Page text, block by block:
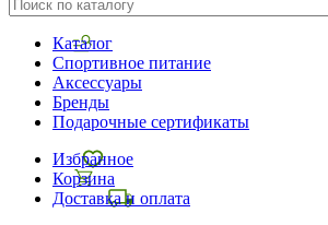
Каталог
Спортивное питание
Аксессуары
Бренды
Подарочные сертификаты
Избранное
Корзина
Доставка и оплата